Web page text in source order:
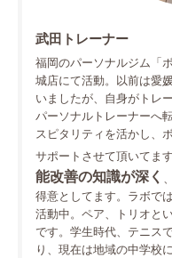
武田トレーナー
福岡のパーソナルジム「
城店にて活動。以前は愛
いましたが、自身がトレ
パーソナルトレーナーへ
スピタリティを活かし、
サポートさせて頂いてます
能改善の知識が深く
得意としてます。ラボで
活動中。ペア、トリオと
です。学生時代、テニス
り、現在は地域の中学校